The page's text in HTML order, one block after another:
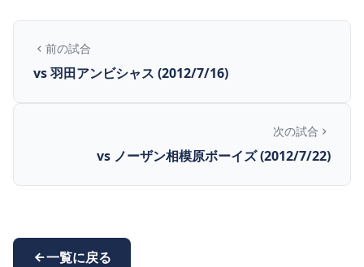
前の試合
vs 羽田アンビシャス (2012/7/16)
次の試合
vs ノーザン相模原ボーイズ (2012/7/22)
一覧に戻る